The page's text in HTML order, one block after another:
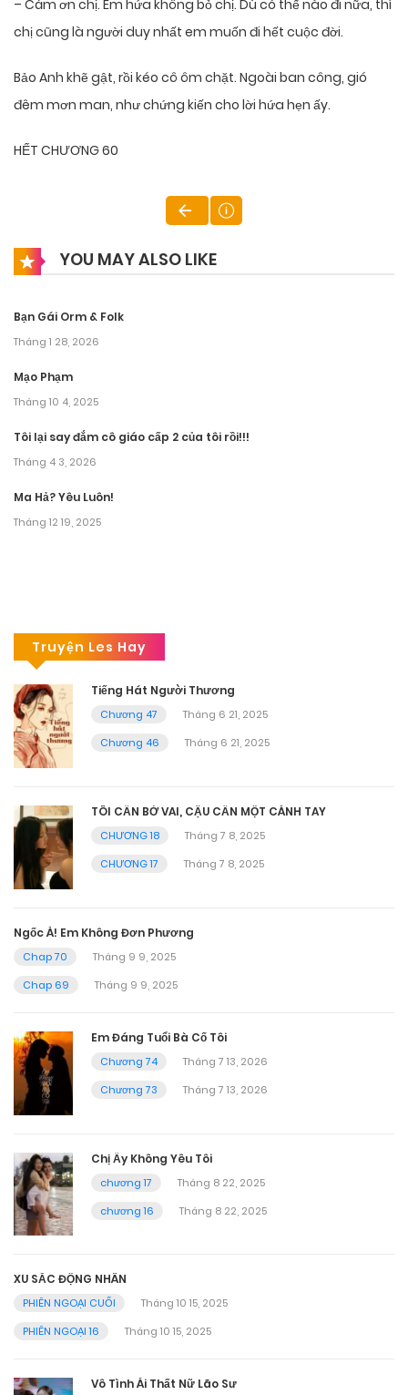
– Cám ơn chị. Em hứa không bỏ chị. Dù có thế nào đi nữa, thì
chị cũng là người duy nhất em muốn đi hết cuộc đời.
Bảo Anh khẽ gật, rồi kéo cô ôm chặt. Ngoài ban công, gió
đêm mơn man, như chứng kiến cho lời hứa hẹn ấy.
HẾT CHƯƠNG 60
YOU MAY ALSO LIKE
Bạn Gái Orm & Folk
Tháng 1 28, 2026
Mạo Phạm
Tháng 10 4, 2025
Tôi lại say đắm cô giáo cấp 2 của tôi rồi!!!
Tháng 4 3, 2026
Ma Hả? Yêu Luôn!
Tháng 12 19, 2025
Truyện Les Hay
Tiếng Hát Người Thương
Chương 47
Tháng 6 21, 2025
Chương 46
Tháng 6 21, 2025
TÔI CẦN BỜ VAI, CẬU CẦN MỘT CÁNH TAY
CHƯƠNG 18
Tháng 7 8, 2025
CHƯƠNG 17
Tháng 7 8, 2025
Ngốc À! Em Không Đơn Phương
Chap 70
Tháng 9 9, 2025
Chap 69
Tháng 9 9, 2025
Em Đáng Tuổi Bà Cố Tôi
Chương 74
Tháng 7 13, 2026
Chương 73
Tháng 7 13, 2026
Chị Ấy Không Yêu Tôi
chương 17
Tháng 8 22, 2025
chương 16
Tháng 8 22, 2025
XU SẮC ĐỘNG NHÂN
PHIÊN NGOẠI CUỐI
Tháng 10 15, 2025
PHIÊN NGOẠI 16
Tháng 10 15, 2025
Vô Tình Ái Thất Nữ Lão Sư